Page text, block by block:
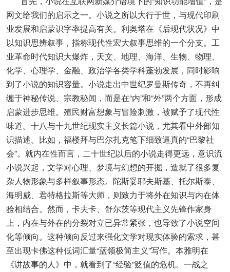
网文给我们的启示之一。小说之所以大行于世，与现代印刷
业发展和启蒙识字率提高有关。利奥塔在《后现代状况》中
以知识思辨叙事，指称现代性宏大叙事思维的一个分支。工
业革命时代知识大爆炸，天文、地理、海洋、生物、物理、
化学、心理学、金融、政治学各类学科蓬勃发展，同时影响
到了小说的知识容量。小说走出中世纪罗曼斯传奇，不再纠
缠于神秘传说、宗教秘闻，而是在“内”和“外”两个方面，形成
启蒙进步思维。殖民财富想象与冒险刺激，被赋予了现代性
味道。十八与十九世纪现实主义长篇小说，尤其看中外部知
识描述。比如，福楼拜与巴尔扎克笔下细致逼真的“巴黎社
会”。就内在性而言，二十世纪以后的小说走得更远，意识流
小说兴起，文学对心理、梦境与幻想的开掘，造就了很多复
杂人物形象与多样叙事形态。陀斯妥耶夫斯基、托尔斯泰、
海明威、君特格拉斯等大师，则致力于将外在知识与内在体
验相结合。然而，卡夫卡、舒尔茨等现代主义先锋作家身
上，内在与外在的分裂对立已异常紧张，也导致了小说空间
化等倾向。这种倾向反过来强化文学对现实体验的索求，甚
至出现卡佛这种低词汇量“蓝领极简主义”写作。本雅明在
《讲故事的人》中，就看到了“经验”贬值的危机。一战之